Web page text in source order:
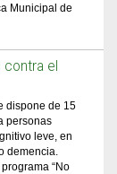
Municipal de
el
dispone de 15
personas
leve, en
demencia.
“No